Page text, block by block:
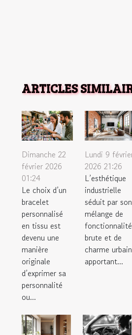
ARTICLES
Dimanche 22
février 2026
01:24
Le choix d’un
bracelet
personnalisé
en tissu est
devenu une
manière
originale
d’exprimer sa
personnalité
ou...
Lundi 9
2026 21:26
L’esthétique
industrielle
séduit par son
mélange de
fonctionnalité
brute et de
charme
apportant...